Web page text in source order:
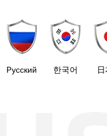
Pусский 한국어